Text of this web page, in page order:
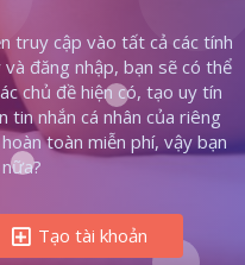
truy cập vào tất cả các tính
và đăng nhập, bạn sẽ có thể
chủ đề hiện có, tạo uy tín
tin nhắn cá nhân của riêng
toàn miễn phí, vậy bạn
Tạo tài khoản